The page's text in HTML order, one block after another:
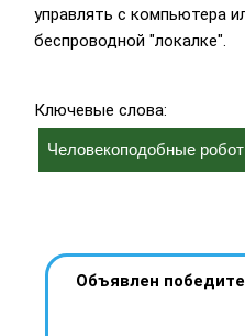
управлять с компьютера
беспроводной "локалке".
Ключевые слова:
Человекоподобные
Объявлен